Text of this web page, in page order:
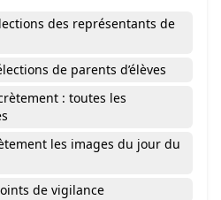
des représentants de
de parents d’élèves
: toutes les
les images du jour du
de vigilance